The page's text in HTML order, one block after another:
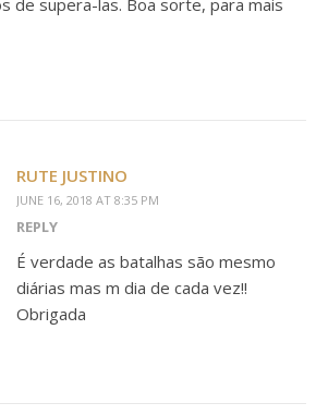
de supera-las. Boa sorte, para mais
RUTE JUSTINO
JUNE 16, 2018 AT 8:35 PM
REPLY
É verdade as batalhas são mesmo
diárias mas m dia de cada vez!!
Obrigada